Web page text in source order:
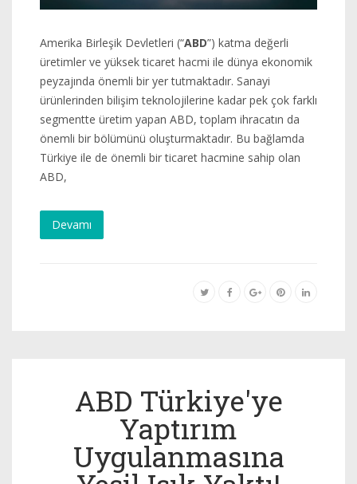
Amerika Birleşik Devletleri (“ABD”) katma değerli
üretimler ve yüksek ticaret hacmi ile dünya ekonomik
peyzajında önemli bir yer tutmaktadır. Sanayi
ürünlerinden bilişim teknolojilerine kadar pek çok farklı
segmentte üretim yapan ABD, toplam ihracatın da
önemli bir bölümünü oluşturmaktadır. Bu bağlamda
Türkiye ile de önemli bir ticaret hacmine sahip olan
ABD,
Devamı
ABD Türkiye'ye
Yaptırım
Uygulanmasına